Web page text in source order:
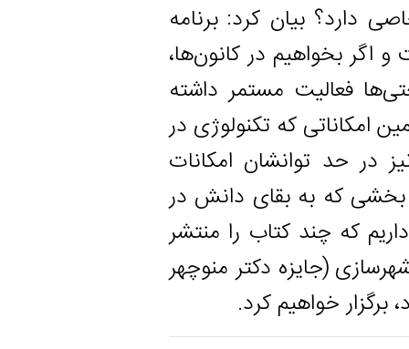
بیان کرد: برنامه
در کانون‌ها،
مستمر داشته
که تکنولوژی در
حد توانشان امکانات
به بقای دانش در
سال ۱۴۰۱ برنامه داریم که چند کتاب را منتشر
(جایزه دکتر منوچهر